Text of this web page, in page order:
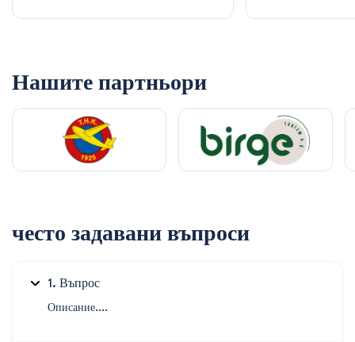
Нашите партньори
често задавани въпроси
1. Въпрос
Описание....